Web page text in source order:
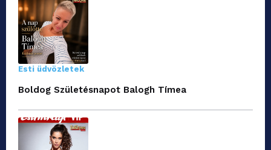
Esti üdvözletek
Boldog Születésnapot Balogh Tímea